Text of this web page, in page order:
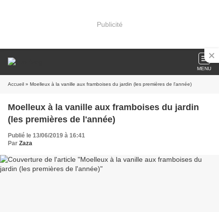
Publicité
MENU
Accueil » Moelleux à la vanille aux framboises du jardin (les premières de l'année)
Moelleux à la vanille aux framboises du jardin
(les premières de l'année)
Publié le 13/06/2019 à 16:41
Par Zaza